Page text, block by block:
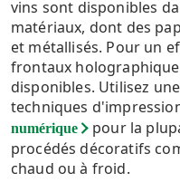
vins sont disponibles
matériaux, dont des
et métallisés. Pour un
frontaux
disponibles. Utilisez
techniques
numérique
pour la
procédés décoratifs
chaud ou à froid.